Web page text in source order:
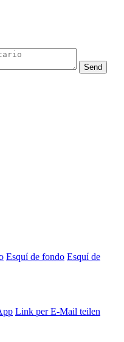
Esquí de fondo Esquí de
Link per E-Mail teilen